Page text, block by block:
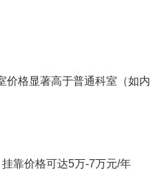
价格显著高于普通科室（如内
靠价格可达5万-7万元/年‌